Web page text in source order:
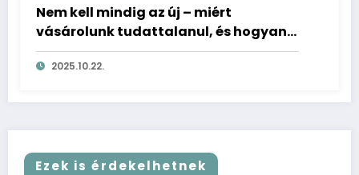
Nem kell mindig az új – miért
vásárolunk tudattalanul, és hogyan
tehetünk másként?
2025.10.22.
Ezek is érdekelhetnek